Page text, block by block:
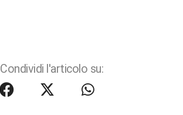
Condividi l'articolo su: